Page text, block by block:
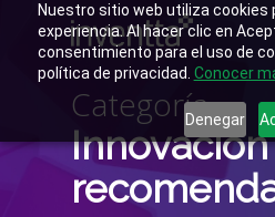
Nuestro sitio web utiliza
experiencia. Al hacer clic en
consentimiento para el uso de
política de privacidad. Conocer
Denegar
content
Categoría
Innovación